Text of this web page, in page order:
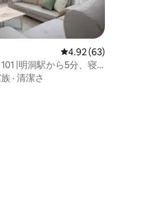
の平均評価
レビュー63件、5つ星
4.92 (63)
|明洞駅から5分、寝
3室の大型宿泊施設、
· 清潔さ